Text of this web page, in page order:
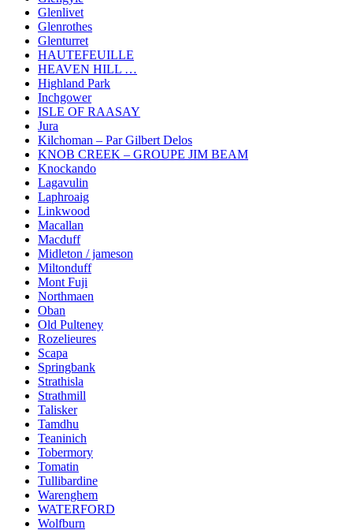
Glenlivet
Glenrothes
Glenturret
HAUTEFEUILLE
HEAVEN HILL …
Highland Park
Inchgower
ISLE OF RAASAY
Jura
Kilchoman – Par Gilbert Delos
KNOB CREEK – GROUPE JIM BEAM
Knockando
Lagavulin
Laphroaig
Linkwood
Macallan
Macduff
Midleton / jameson
Miltonduff
Mont Fuji
Northmaen
Oban
Old Pulteney
Rozelieures
Scapa
Springbank
Strathisla
Strathmill
Talisker
Tamdhu
Teaninich
Tobermory
Tomatin
Tullibardine
Warenghem
WATERFORD
Wolfburn